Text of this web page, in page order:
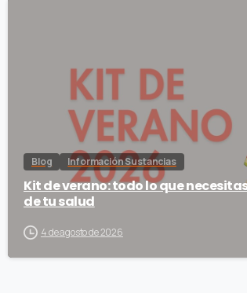
Blog Información Sustancias
Kit de verano: todo lo que
de tu salud
4 de agosto de 2026